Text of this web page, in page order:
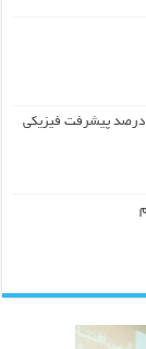
طراحی شهری محدوده قلعه وکیل‌آباد ۸۵ درصد پیشرفت فیزیکی